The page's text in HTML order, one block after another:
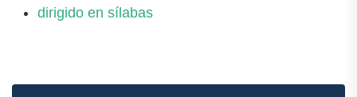
dirigido en sílabas